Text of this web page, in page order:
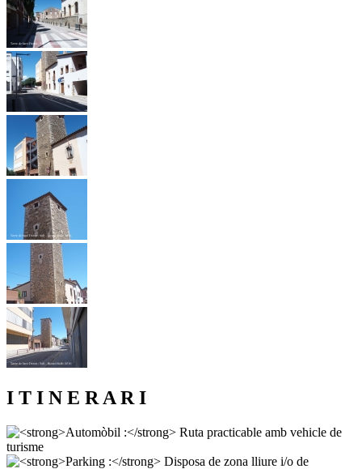
I T I N E R A R I